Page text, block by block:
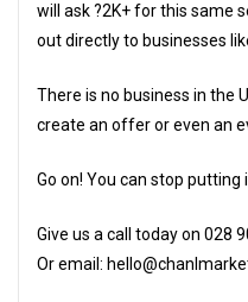
will ask ?2K+ for this same
out directly to businesses
There is no business in the
create an offer or even an
Go on! You can stop putting
Give us a call today on 028
Or email: